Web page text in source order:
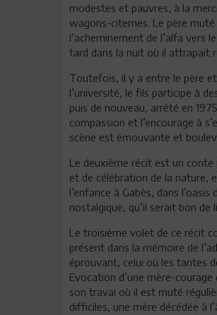
modestes et pauvres, à la
wagons-citernes. Le père
l’acheminement de l’alfa vers
tard dans la nuit où il attrapait
Toutefois, il y a entre le père
l’université, le fils participe à
puis de nouveau, arrêté en
compassion et l’encourage à
scène est émouvante et
Le deuxième récit est un
et de célébration de la nature,
l’enfance à Gabès, dans
nostalgique, qu’il serait bon de
Le troisième volet de ce récit
présent dans la mémoire de
éprouvant, celui où les tantes
Evocation d’une mère-
son travai où il est muté
difficiles, une mère décédée à